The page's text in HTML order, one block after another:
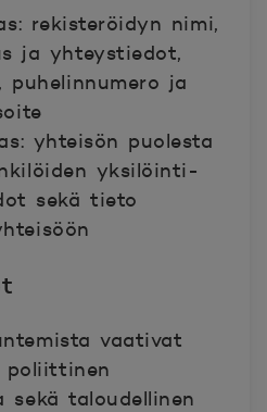
rekisteröidyn nimi,
ja yhteystiedot,
puhelinnumero ja
yhteisön puolesta
yksilöinti-
sekä tieto
vaativat
sekä taloudellinen